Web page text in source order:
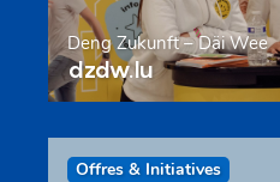
Deng Zukunft – Däi Wee
dzdw.lu
Offres & Initiatives